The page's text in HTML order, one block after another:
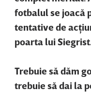
fotbalul se joacă
tentative de
poarta lui Siegrist.
Trebuie să dăm
trebuie să dai la